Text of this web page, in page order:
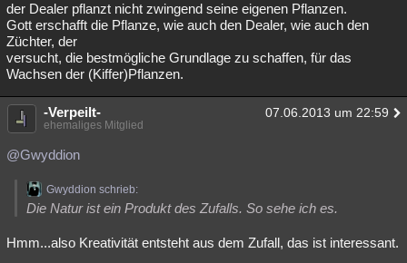
der Dealer pflanzt nicht zwingend seine eigenen Pflanzen.
Gott erschafft die Pflanze, wie auch den Dealer, wie auch den
Züchter, der
versucht, die bestmögliche Grundlage zu schaffen, für das
Wachsen der (Kiffer)Pflanzen.
-Verpeilt- 07.06.2013 um 22:59
ehemaliges Mitglied
@Gwyddion
Gwyddion schrieb:
Die Natur ist ein Produkt des Zufalls. So sehe ich es.
Hmm...also Kreativität entsteht aus dem Zufall, das ist interessant.